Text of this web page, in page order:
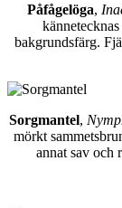
Påfågelöga,
bakgrundsfärg.
Sorgmantel,
mörkt
annat sav och